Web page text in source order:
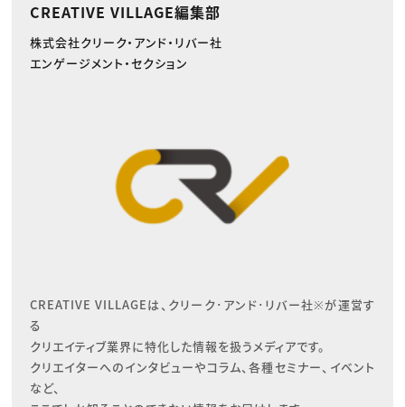
CREATIVE VILLAGE編集部
株式会社クリーク・アンド・リバー社
エンゲージメント・セクション
CREATIVE VILLAGEは、クリーク･アンド･リバー社※が運営す
る
クリエイティブ業界に特化した情報を扱うメディアです。
クリエイターへのインタビューやコラム、各種セミナー、イベント
など、